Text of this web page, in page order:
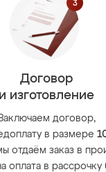
Договор
и изготовление
договор,
в размере
отдаём заказ в
оплата в рассрочку